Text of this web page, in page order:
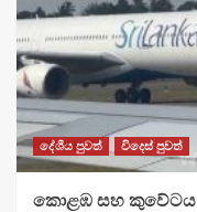
දේශීය පුවත් විදෙස් පුවත්
​කොළඹ සහ කුවේටය